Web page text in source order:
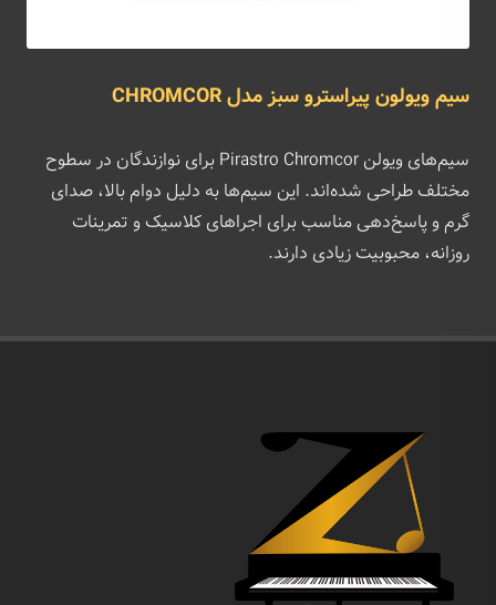
سیم ویولون پیراسترو سبز مدل CHROMCOR
سیم‌های ویولن Pirastro Chromcor برای نوازندگان در سطوح
مختلف طراحی شده‌اند. این سیم‌ها به دلیل دوام بالا، صدای
گرم و پاسخ‌دهی مناسب برای اجراهای کلاسیک و تمرینات
روزانه، محبوبیت زیادی دارند.